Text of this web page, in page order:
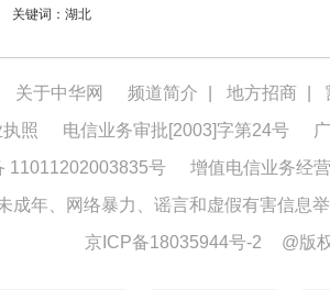
关键词：湖北
关于中华网 频道简介 地方招商
照
电信业务审批[2003]字第24号
11011202003835号
增值电信业务经
成年、网络暴力、谣言和虚假有害信息
京ICP备18035944号-2
@版